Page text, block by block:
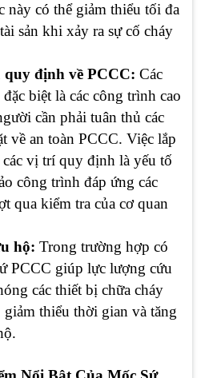
này có thể giảm thiểu tối đa
sản khi xảy ra sự cố cháy
định về PCCC: Các
biệt là các công trình cao
cần phải tuân thủ các
về an toàn PCCC. Việc lắp
vị trí quy định là yếu tố
công trình đáp ứng các
qua kiểm tra của cơ quan
hộ: Trong trường hợp có
PCCC giúp lực lượng cứu
các thiết bị chữa cháy
thiểu thời gian và tăng